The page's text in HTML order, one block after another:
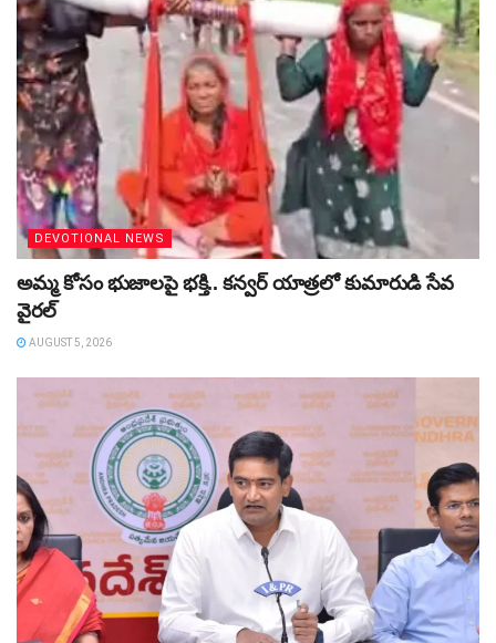
DEVOTIONAL NEWS
అమ్మ కోసం భుజాలపై భక్తి.. కన్వర్‌ యాత్రలో కుమారుడి సేవ
వైరల్
AUGUST 5, 2026